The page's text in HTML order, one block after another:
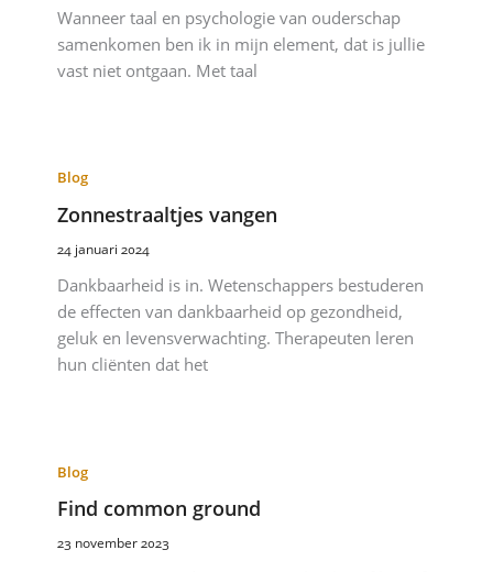
Wanneer taal en psychologie van ouderschap
samenkomen ben ik in mijn element, dat is jullie
vast niet ontgaan. Met taal
Blog
Zonnestraaltjes vangen
24 januari 2024
Dankbaarheid is in. Wetenschappers bestuderen
de effecten van dankbaarheid op gezondheid,
geluk en levensverwachting. Therapeuten leren
hun cliënten dat het
Blog
Find common ground
23 november 2023